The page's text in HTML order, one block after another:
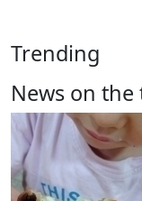
Trending
News on the